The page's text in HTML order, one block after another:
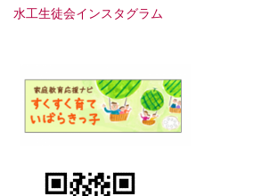
水工生徒会インスタグラム